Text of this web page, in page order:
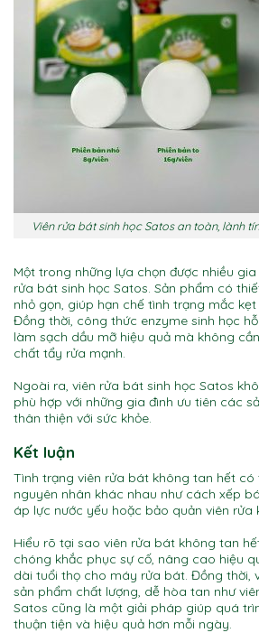
Viên rửa bát sinh học Satos an toàn, lành
Một trong những lựa chọn được nhiều
rửa bát sinh học Satos. Sản phẩm có
nhỏ gọn, giúp hạn chế tình trạng mắc
Đồng thời, công thức enzyme sinh học
làm sạch dầu mỡ hiệu quả mà không
chất tẩy rửa mạnh.
Ngoài ra, viên rửa bát sinh học Satos
phù hợp với những gia đình ưu tiên các
thân thiện với sức khỏe.
Kết luận
Tình trạng viên rửa bát không tan hết có
nguyên nhân khác nhau như cách xếp
áp lực nước yếu hoặc bảo quản viên rửa
Hiểu rõ tại sao viên rửa bát không tan
chóng khắc phục sự cố, nâng cao hiệu
dài tuổi thọ cho máy rửa bát. Đồng thời,
sản phẩm chất lượng, dễ hòa tan như
Satos cũng là một giải pháp giúp quá
thuận tiện và hiệu quả hơn mỗi ngày.